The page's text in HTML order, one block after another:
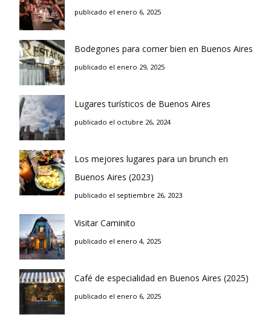
publicado el enero 6, 2025
Bodegones para comer bien en Buenos Aires
publicado el enero 29, 2025
Lugares turísticos de Buenos Aires
publicado el octubre 26, 2024
Los mejores lugares para un brunch en
Buenos Aires (2023)
publicado el septiembre 26, 2023
Visitar Caminito
publicado el enero 4, 2025
Café de especialidad en Buenos Aires (2025)
publicado el enero 6, 2025